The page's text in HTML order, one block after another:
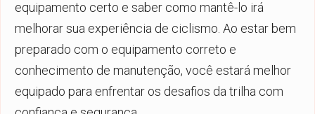
equipamento certo e saber como mantê-lo irá
melhorar sua experiência de ciclismo. Ao estar bem
preparado com o equipamento correto e
conhecimento de manutenção, você estará melhor
equipado para enfrentar os desafios da trilha com